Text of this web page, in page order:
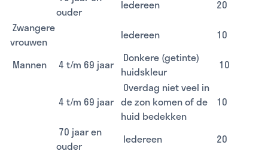
ouder
Iedereen
20
Zwangere
vrouwen
Iedereen
10
Mannen
4 t/m 69 jaar
Donkere (getinte)
huidskleur
10
4 t/m 69 jaar
Overdag niet veel in
de zon komen of de
huid bedekken
10
70 jaar en
ouder
Iedereen 20